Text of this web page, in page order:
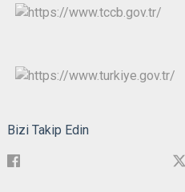
Bizi Takip Edin